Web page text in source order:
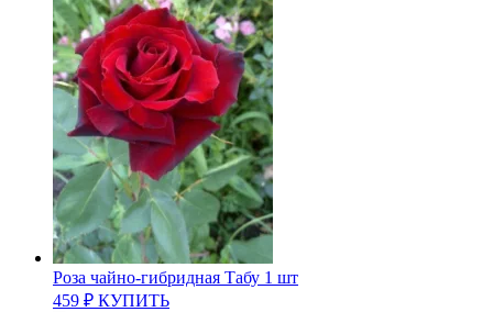
Роза чайно-гибридная Табу 1 шт
459 ₽ КУПИТЬ